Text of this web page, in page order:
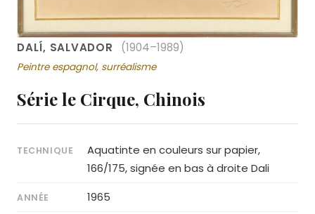
DALÍ, SALVADOR (1904–1989)
Peintre espagnol, surréalisme
Série le Cirque, Chinois
TECHNIQUE
Aquatinte en couleurs sur papier,
166/175, signée en bas à droite Dali
ANNÉE 1965